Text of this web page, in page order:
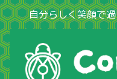
自分らしく笑顔で